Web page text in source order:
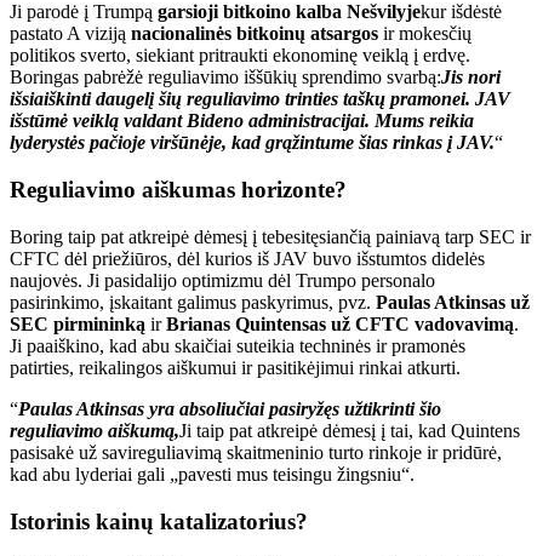
Ji parodė į Trumpą garsioji bitkoino kalba Nešvilyjekur išdėstė
pastato A viziją nacionalinės bitkoinų atsargos ir mokesčių
politikos sverto, siekiant pritraukti ekonominę veiklą į erdvę.
Boringas pabrėžė reguliavimo iššūkių sprendimo svarbą:Jis nori
išsiaiškinti daugelį šių reguliavimo trinties taškų pramonei. JAV
išstūmė veiklą valdant Bideno administracijai. Mums reikia
lyderystės pačioje viršūnėje, kad grąžintume šias rinkas į JAV.“
Reguliavimo aiškumas horizonte?
Boring taip pat atkreipė dėmesį į tebesitęsiančią painiavą tarp SEC ir
CFTC dėl priežiūros, dėl kurios iš JAV buvo išstumtos didelės
naujovės. Ji pasidalijo optimizmu dėl Trumpo personalo
pasirinkimo, įskaitant galimus paskyrimus, pvz. Paulas Atkinsas už
SEC pirmininką irBrianas Quintensas už CFTC vadovavimą.
Ji paaiškino, kad abu skaičiai suteikia techninės ir pramonės
patirties, reikalingos aiškumui ir pasitikėjimui rinkai atkurti.
“Paulas Atkinsas yra absoliučiai pasiryžęs užtikrinti šio
reguliavimo aiškumą,Ji taip pat atkreipė dėmesį į tai, kad Quintens
pasisakė už savireguliavimą skaitmeninio turto rinkoje ir pridūrė,
kad abu lyderiai gali „pavesti mus teisingu žingsniu“.
Istorinis kainų katalizatorius?